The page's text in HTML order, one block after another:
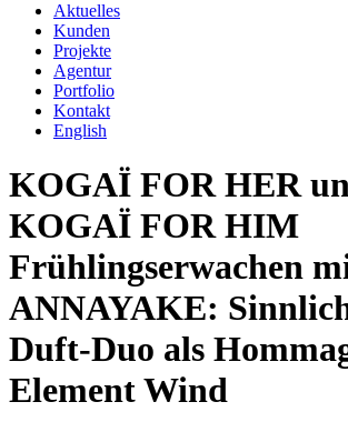
Aktuelles
Kunden
Projekte
Agentur
Portfolio
Kontakt
English
KOGAÏ FOR HER
KOGAÏ FOR HIM
Frühlingserwachen
ANNAYAKE:
Duft-Duo als
Element Wind